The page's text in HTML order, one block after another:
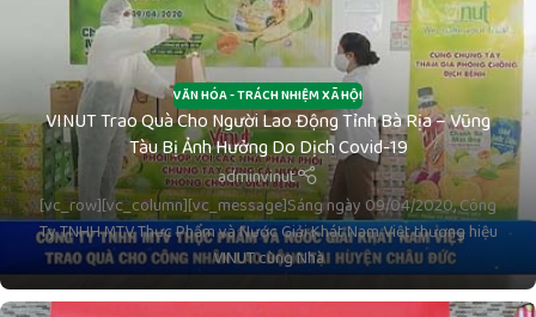
VĂN HÓA - TRÁCH NHIỆM XÃ HỘI
VINUT Trao Quà Cho Người Lao Động Tỉnh Bà Rịa – Vũng
Tàu Bị Ảnh Hưởng Do Dịch Covid-19
adminvinut
[vc_row][vc_column][vc_message]Sáng ngày 09/04/2020, Công
Ty TNHH MTV Thực Phẩm và Nước Giải Khát Nam Việt thương hiệu
VINUT cùng Nhà